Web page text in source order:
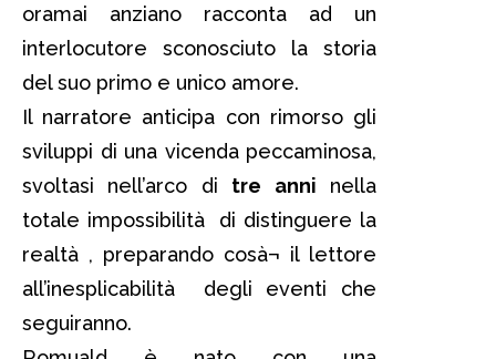
oramai anziano racconta ad un
interlocutore sconosciuto la storia
del suo primo e unico amore.
Il narratore anticipa con rimorso gli
sviluppi di una vicenda peccaminosa,
svoltasi nell’arco di tre anni nella
totale impossibilità di distinguere la
realtà , preparando cosà¬ il lettore
all’inesplicabilità degli eventi che
seguiranno.